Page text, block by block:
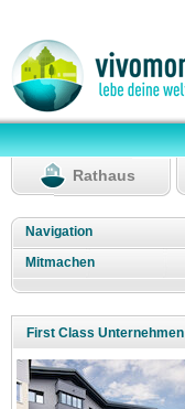
Rathaus
Navigation
Mitmachen
First Class Unternehmen